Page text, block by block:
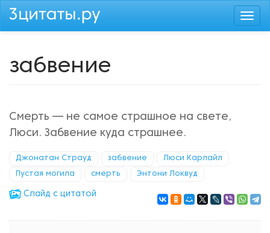
Перейти
забвение
Смерть — не самое страшное на свете,
Люси. Забвение куда страшнее.
Джонатан Страуд забвение Люси Карлайл
Пустая могила смерть Энтони Локвуд
Cлайд с цитатой